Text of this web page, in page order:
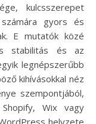
kulcsszerepet
gyors és
E mutatók közé
stabilitás és az
legnépszerűbb
kihívásokkal néz
szempontjából,
Wix vagy